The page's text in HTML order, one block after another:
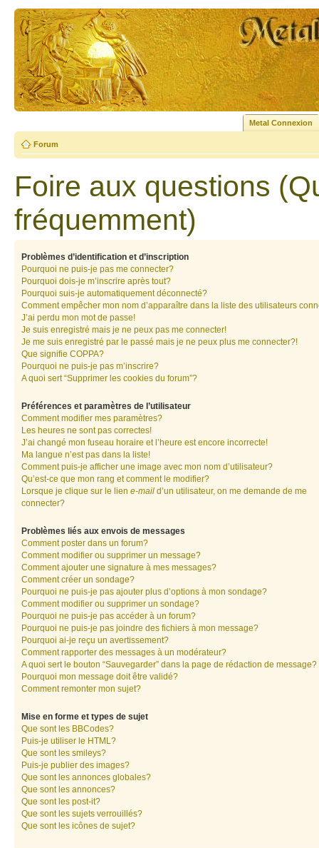
Metal Connexion
Forum
Foire aux questions
fréquemment)
Problèmes d’identification et d’inscription
Pourquoi ne puis-je pas me connecter?
Pourquoi dois-je m’inscrire après tout?
Pourquoi suis-je automatiquement déconnecté?
Comment empêcher mon nom d’apparaître dans la liste des utilisateurs
J’ai perdu mon mot de passe!
Je suis enregistré mais je ne peux pas me connecter!
Je me suis enregistré par le passé mais je ne peux plus me connecter?!
Que signifie COPPA?
Pourquoi ne puis-je pas m’inscrire?
A quoi sert “Supprimer les cookies du forum”?
Préférences et paramètres de l’utilisateur
Comment modifier mes paramètres?
Les heures ne sont pas correctes!
J’ai changé mon fuseau horaire et l’heure est encore incorrecte!
Ma langue n’est pas dans la liste!
Comment puis-je afficher une image avec mon nom d’utilisateur?
Qu’est-ce que mon rang et comment le modifier?
Lorsque je clique sur le lien e-mail d’un utilisateur, on me demande de me
connecter?
Problèmes liés aux envois de messages
Comment poster dans un forum?
Comment modifier ou supprimer un message?
Comment ajouter une signature à mes messages?
Comment créer un sondage?
Pourquoi ne puis-je pas ajouter plus d’options à mon sondage?
Comment modifier ou supprimer un sondage?
Pourquoi ne puis-je pas accéder à un forum?
Pourquoi ne puis-je pas joindre des fichiers à mon message?
Pourquoi ai-je reçu un avertissement?
Comment rapporter des messages à un modérateur?
A quoi sert le bouton “Sauvegarder” dans la page de rédaction de message?
Pourquoi mon message doit être validé?
Comment remonter mon sujet?
Mise en forme et types de sujet
Que sont les BBCodes?
Puis-je utiliser le HTML?
Que sont les smileys?
Puis-je publier des images?
Que sont les annonces globales?
Que sont les annonces?
Que sont les post-it?
Que sont les sujets verrouillés?
Que sont les icônes de sujet?